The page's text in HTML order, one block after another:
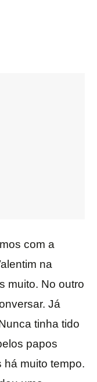
com a
na
muito. No outro
Já
tinha tido
papos
muito tempo.